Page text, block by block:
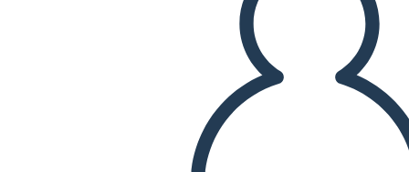
LES FOR MEG